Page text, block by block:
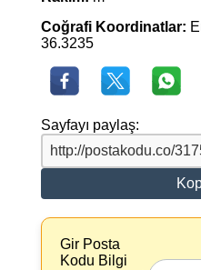
Coğrafi Koordinatlar:
36.3235
Sayfayı paylaş:
Gir Posta
Kodu Bilgi